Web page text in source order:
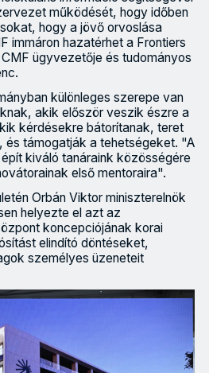
működését, hogy időben
hogy a jövő orvoslása
immáron hazatérhet a Frontiers
ügyvezetője és tudományos
különleges szerepe van
akik először veszik észre a
kérdésekre bátorítanak, teret
és támogatják a tehetségeket. "A
kiváló tanáraink közösségére
első mentoraira".
Orbán Viktor miniszterelnök
helyezte el azt az
koncepciójának korai
elindító döntéseket,
személyes üzeneteit